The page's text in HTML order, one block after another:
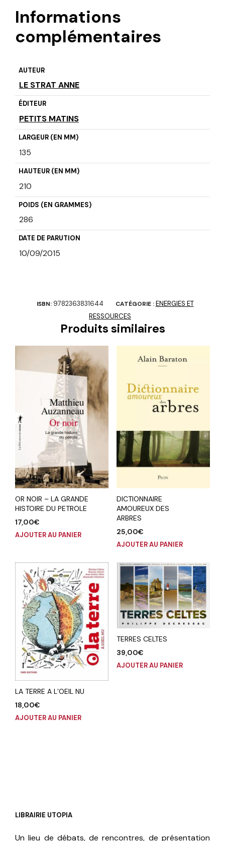
Informations
complémentaires
AUTEUR
LE STRAT ANNE
ÉDITEUR
PETITS MATINS
LARGEUR (EN MM)
135
HAUTEUR (EN MM)
210
POIDS (EN GRAMMES)
286
DATE DE PARUTION
10/09/2015
ISBN: 9782363831644 CATÉGORIE :ENERGIES ET
RESSOURCES
Produits similaires
OR NOIR – LA GRANDE
HISTOIRE DU PETROLE
17,00€
AJOUTER AU PANIER
DICTIONNAIRE
AMOUREUX DES
ARBRES
25,00€
AJOUTER AU PANIER
LA TERRE A L’OEIL NU
18,00€
AJOUTER AU PANIER
TERRES CELTES
39,00€
AJOUTER AU PANIER
LIBRAIRIE UTOPIA
Un lieu de débats, de rencontres, de présentation